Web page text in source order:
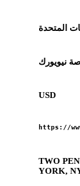
المتحدة
نيويورك
USD
https://
TWO
YORK,